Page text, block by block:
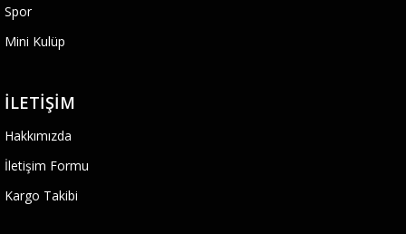
Spor
Mini Kulüp
İLETIŞIM
Hakkımızda
İletişim Formu
Kargo Takibi